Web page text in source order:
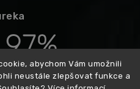
abychom Vám umožnili
neustále zlepšovat funkce a